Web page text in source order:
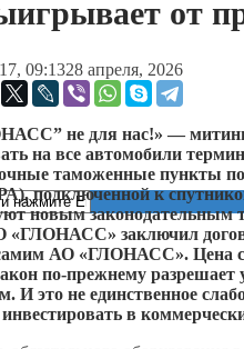
от
09:1328 апреля, 2026
не для нас!» —
на все автомобили
таможенные пункты
подключенной к
новым
заключил
АО «ГЛОНАСС». Цена
по-прежнему разрешает
И это не единственное
в